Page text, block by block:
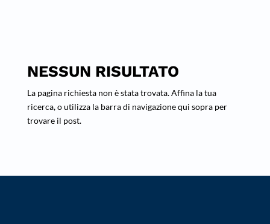
NESSUN RISULTATO
La pagina richiesta non è stata trovata. Affina la tua
ricerca, o utilizza la barra di navigazione qui sopra per
trovare il post.